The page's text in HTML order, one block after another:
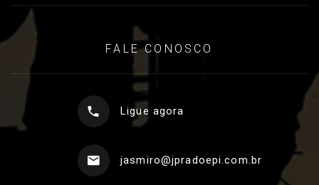
FALE CONOSCO
Ligue agora
jasmiro@jpradoepi.com.br